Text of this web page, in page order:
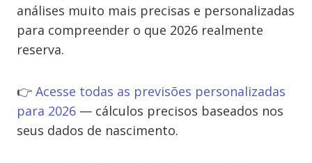
análises muito mais precisas e personalizadas
para compreender o que 2026 realmente
reserva.
👉 Acesse todas as previsões personalizadas
para 2026 — cálculos precisos baseados nos
seus dados de nascimento.